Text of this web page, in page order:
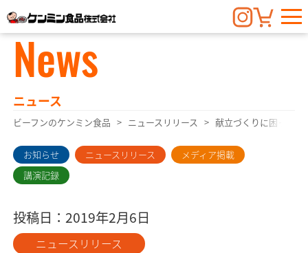
News
ニュース
ビーフンのケンミン食品 ニュースリリース 献立づくりに困った
お知らせ ニュースリリース
メディア掲載
講演記録
投稿日：2019年2月6日
ニュースリリース